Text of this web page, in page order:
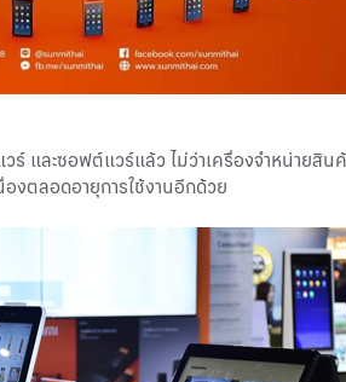
ร์ และซอฟต์แวร์แล้ว ไม่ว่าเครื่องจำหน่าย
งตลอดอายุการใช้งานอีกด้วย